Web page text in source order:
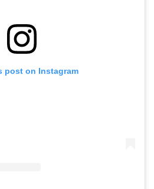
post on Instagram